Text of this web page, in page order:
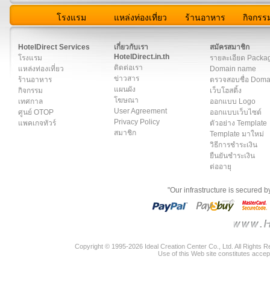
โรงแรม แหล่งท่องเที่ยว ร้านอาหาร กิจกรร
HotelDirect Services
โรงแรม
แหล่งท่องเที่ยว
ร้านอาหาร
กิจกรรม
เทศกาล
ศูนย์ OTOP
แพคเกจทัวร์
เกี่ยวกับเรา
HotelDirect.in.th
ติดต่อเรา
ข่าวสาร
แผนผัง
โฆษณา
User Agreement
Privacy Policy
สมาชิก
สมัครสมาชิก
รายละเอียด
Domain name
ตรวจสอบชื่อ
เว็บโฮสติ้ง
ออกแบบ Logo
ออกแบบเว็บไซต์
ตัวอย่าง Template
Template มาใหม่
วิธีการชำระเงิน
ยืนยันชำระเงิน
ต่ออายุ
"Our infrastructure is secured
Copyright © 1995-2026 Ideal Creation Center Co., Ltd. All Rights
Use of this Web site constitutes